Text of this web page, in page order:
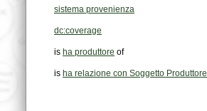
sistema provenienza
dc:coverage
is ha produttore of
is ha relazione con Soggetto Produttore